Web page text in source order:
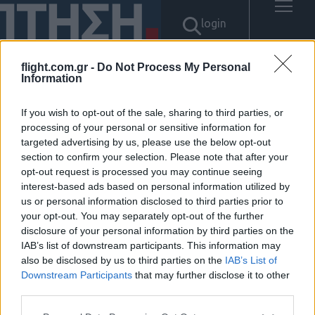
flight.com.gr - Do Not Process My Personal
Information
If you wish to opt-out of the sale, sharing to third parties, or
processing of your personal or sensitive information for
targeted advertising by us, please use the below opt-out
section to confirm your selection. Please note that after your
opt-out request is processed you may continue seeing
interest-based ads based on personal information utilized by
us or personal information disclosed to third parties prior to
your opt-out. You may separately opt-out of the further
disclosure of your personal information by third parties on the
IAB’s list of downstream participants. This information may
also be disclosed by us to third parties on the IAB’s List of
Downstream Participants that may further disclose it to other
login
Αποτελέσματα για: "텔레
@UPCOIN24➙▸리플코인대행
알트코인매입"
Δεν βρέθηκαν αποτελέσματα.
ΠΟΛΙΤΙΚΗ ΑΠΟΡΡΗΤΟΥ